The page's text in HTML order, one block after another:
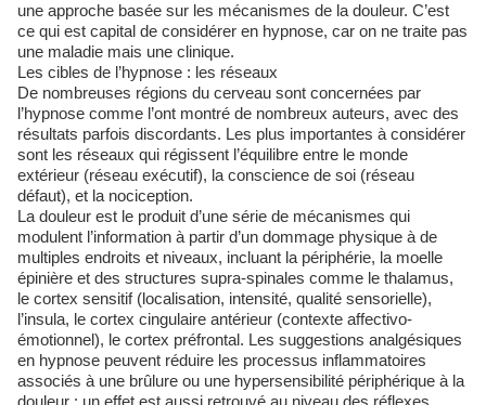
une approche basée sur les mécanismes de la douleur. C’est
ce qui est capital de considérer en hypnose, car on ne traite pas
une maladie mais une clinique.
Les cibles de l’hypnose : les réseaux
De nombreuses régions du cerveau sont concernées par
l’hypnose comme l’ont montré de nombreux auteurs, avec des
résultats parfois discordants. Les plus importantes à considérer
sont les réseaux qui régissent l’équilibre entre le monde
extérieur (réseau exécutif), la conscience de soi (réseau
défaut), et la nociception.
La douleur est le produit d’une série de mécanismes qui
modulent l’information à partir d’un dommage physique à de
multiples endroits et niveaux, incluant la périphérie, la moelle
épinière et des structures supra-spinales comme le thalamus,
le cortex sensitif (localisation, intensité, qualité sensorielle),
l’insula, le cortex cingulaire antérieur (contexte affectivo-
émotionnel), le cortex préfrontal. Les suggestions analgésiques
en hypnose peuvent réduire les processus inflammatoires
associés à une brûlure ou une hypersensibilité périphérique à la
douleur ; un effet est aussi retrouvé au niveau des réflexes